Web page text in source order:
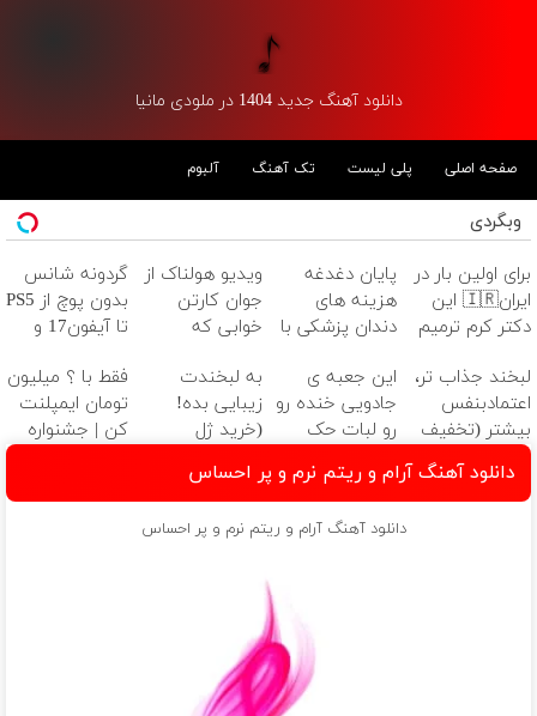
دانلود آهنگ جدید 1404 در ملودی مانیا
صفحه اصلی پلی لیست تک آهنگ آلبوم
وبگردی
برای اولین بار در
ایران🇮🇷 این
دکتر کرم ترمیم
ساخت!
پایان دغدغه
هزینه های
دندان پزشکی با
کننده خانگی
ویدیو هولناک از
جوان کارتن
خوابی که
آموزش رایگان
گردونه شانس
بدون پوچ از PS5
تا آیفون17 و
لبخند جذاب تر،
اعتمادبنفس
بیشتر (تخفیف
تا امشب)
این جعبه ی
جادویی خنده رو
رو لبات حک
خرید40%تخفیف
به لبخندت
زیبایی بده!
(خرید ژل
دندان
با40%تخفیف)
فقط با ؟ میلیون
تومان ایمپلنت
کن | جشنواره
دانلود آهنگ آرام و ریتم نرم و پر احساس
دانلود آهنگ آرام و ریتم نرم و پر احساس